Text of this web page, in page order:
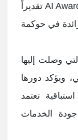
تقديراً
في حوكمة
وصلت إليها
ويؤكد دورها
تعتمد
الخدمات